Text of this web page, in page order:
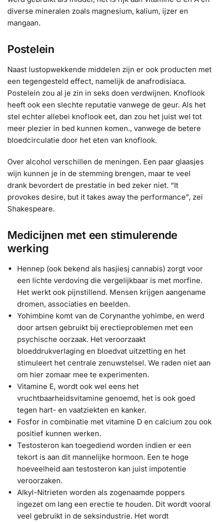
diverse mineralen zoals magnesium, kalium, ijzer en
mangaan.
Postelein
Naast lustopwekkende middelen zijn er ook producten met
een tegengesteld effect, namelijk de anafrodisiaca.
Postelein zou al je zin in seks doen verdwijnen. Knoflook
heeft ook een slechte reputatie vanwege de geur. Als het
stel echter allebei knoflook eet, dan zou het juist wel tot
meer plezier in bed kunnen komen., vanwege de betere
bloedcirculatie door het eten van knoflook.
Over alcohol verschillen de meningen. Een paar glaasjes
wijn kunnen je in de stemming brengen, maar te veel
drank bevordert de prestatie in bed zeker niet. “It
provokes desire, but it takes away the performance”, zei
Shakespeare.
Medicijnen met een stimulerende
werking
Hennep (ook bekend als hasjiesj cannabis) zorgt voor
een lichte verdoving die vergelijkbaar is met morfine.
Het werkt ook pijnstillend. Mensen krijgen aangename
dromen, associaties en beelden.
Yohimbine komt van de Corynanthe yohimbe, en werd
door artsen gebruikt bij erectieproblemen met een
psychische oorzaak. Het veroorzaakt
bloeddrukverlaging en bloedvat uitzetting en het
stimuleert het centrale zenuwstelsel. We raden niet aan
om hier zomaar mee te experimenten.
Vitamine E, wordt ook wel eens het
vruchtbaarheidsvitamine genoemd, het is ook goed
tegen hart- en vaatziekten en kanker.
Fosfor in combinatie met vitamine D en calcium zou ook
positief kunnen werken.
Testosteron kan toegediend worden indien er een
tekort is aan dit mannelijke hormoon. Een te hoge
hoeveelheid aan testosteron kan juist impotentie
veroorzaken.
Alkyl-Nitrieten worden als zogenaamde poppers
ingezet om lang een erectie te houden. Dit wordt vooral
veel gebruikt in de seksindustrie. Het wordt